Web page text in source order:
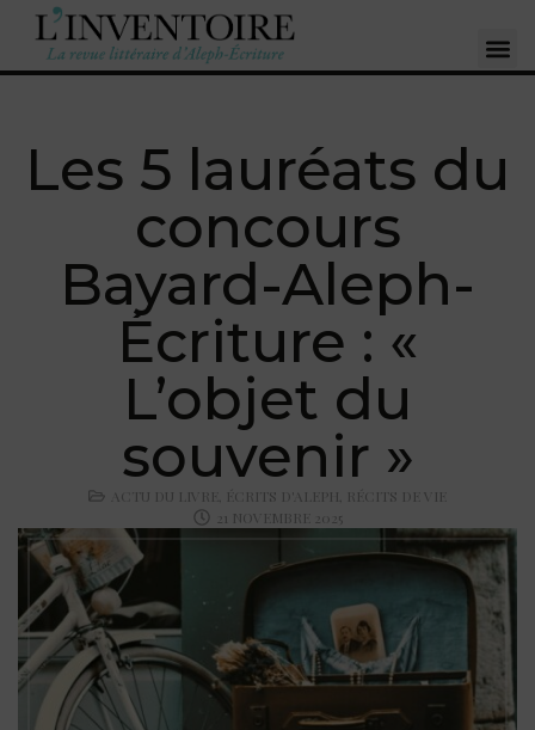
Les 5 lauréats du
concours
Bayard-Aleph-
Écriture : «
L’objet du
souvenir »
ACTU DU LIVRE ÉCRITS D'ALEPH RÉCITS DE VIE
21 NOVEMBRE 2025